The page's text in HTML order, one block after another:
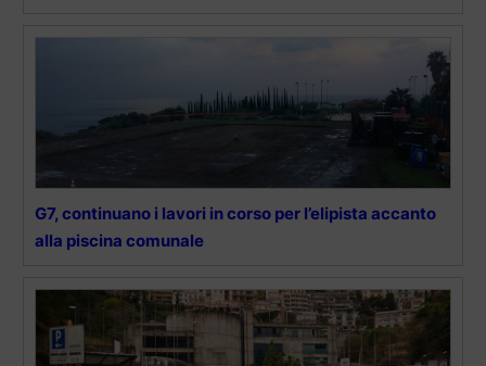
G7, continuano i lavori in corso per l’elipista accanto
alla piscina comunale